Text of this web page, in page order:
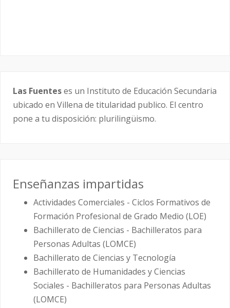
Las Fuenteses un Instituto de Educación Secundaria
ubicado en Villena de titularidad publico. El centro
pone a tu disposición: plurilingüismo.
Enseñanzas impartidas
Actividades Comerciales - Ciclos Formativos de
Formación Profesional de Grado Medio (LOE)
Bachillerato de Ciencias - Bachilleratos para
Personas Adultas (LOMCE)
Bachillerato de Ciencias y Tecnología
Bachillerato de Humanidades y Ciencias
Sociales - Bachilleratos para Personas Adultas
(LOMCE)